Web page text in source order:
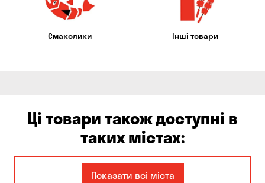
Смаколики Інші товари
Ці товари також доступні в
таких містах:
Показати всі міста